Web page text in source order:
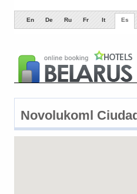
En De Ru Fr It Es
Novolukoml